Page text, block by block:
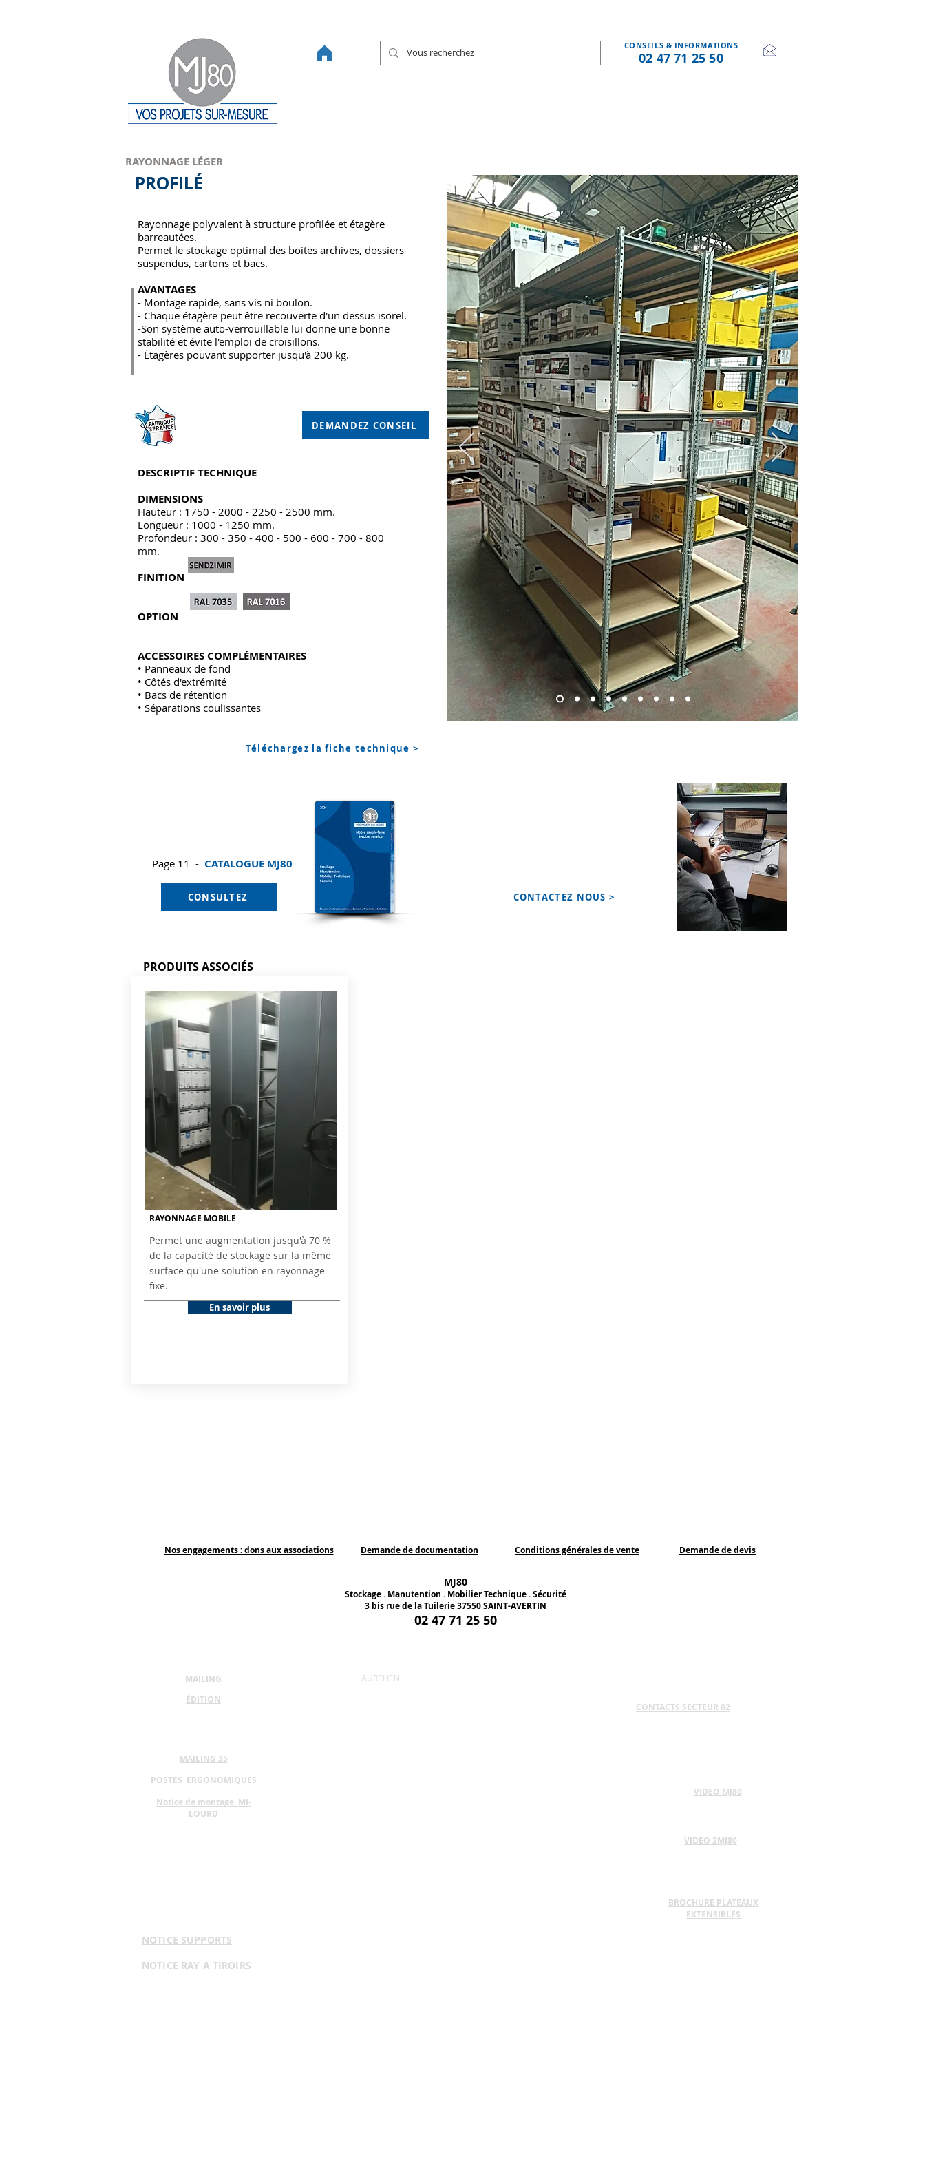
02 47 71 25 50
CONSEILS & INFORMATIONS
Rayonnage polyvalent à structure profilée et étagère
barreautées.
Permet le stockage optimal des boites archives, dossiers
suspendus, cartons et bacs.
AVANTAGES
- Montage rapide, sans vis ni boulon.
- Chaque étagère peut être recouverte d'un dessus isorel.
-Son système auto-verrouillable lui donne une bonne
stabilité et évite l'emploi de croisillons.
- Étagères pouvant supporter jusqu'à 200 kg.
DESCRIPTIF TECHNIQUE
DIMENSIONS
Hauteur : 1750 - 2000 - 2250 - 2500 mm.
Longueur : 1000 - 1250 mm.
Profondeur : 300 - 350 - 400 - 500 - 600 - 700 - 800
mm.
FINITION
OPTION
ACCESSOIRES COMPLÉMENTAIRES
• Panneaux de fond
• Côtés d'extrémité
• Bacs de rétention
• Séparations coulissantes
DEMANDEZ CONSEIL
RAYONNAGE LÉGER
PROFILÉ
Téléchargez la fiche technique >
Page 11 - CATALOGUE MJ80
CONSULTEZ CONTACTEZ NOUS >
PRODUITS ASSOCIÉS
RAYONNAGE MOBILE
Permet une augmentation jusqu'à 70 %
de la capacité de stockage sur la même
surface qu'une solution en rayonnage
fixe.
En savoir plus
Nos engagements : dons aux associations Demande de documentation Conditions générales de vente Demande de devis
MJ80
Stockage . Manutention . Mobilier Technique . Sécurité
3 bis rue de la Tuilerie37550 SAINT-AVERTIN
02 47 71 25 50
MAILING
ÉDITION
CONTACTS SECTEUR 02
MAILING 35
POSTES ERGONOMIQUES
Notice de montage MI-
LOURD
VIDEO MJ80
VIDEO 2MJ80
BROCHURE PLATEAUX
EXTENSIBLES
NOTICE SUPPORTS
NOTICE RAY A TIROIRS
AURELIEN